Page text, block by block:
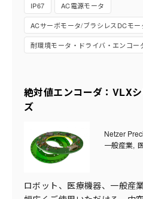
IP67 AC電源モータ
ACサーボモータ/ブラシレスDCモー
耐環境モータ・ドライバ・エンコー
絶対値エンコーダ：VLX
ズ
Netzer
一般産業
ロボット、医療機器、一般産